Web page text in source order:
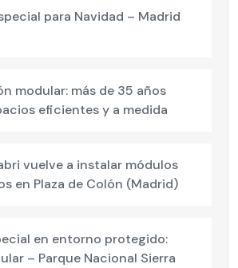
para Navidad – Madrid
modular: más de 35 años
eficientes y a medida
vuelve a instalar módulos
en Plaza de Colón (Madrid)
en entorno protegido:
– Parque Nacional Sierra